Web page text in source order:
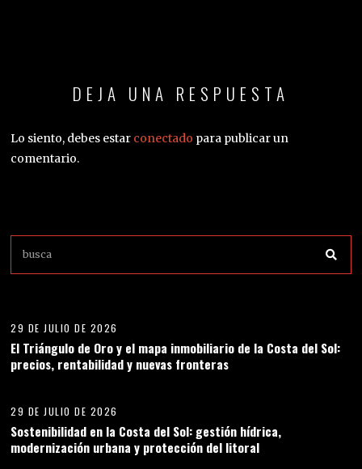
DEJA UNA RESPUESTA
Lo siento, debes estar conectado para publicar un
comentario.
29 DE JULIO DE 2026
El Triángulo de Oro y el mapa inmobiliario de la Costa del Sol:
precios, rentabilidad y nuevas fronteras
29 DE JULIO DE 2026
Sostenibilidad en la Costa del Sol: gestión hídrica,
modernización urbana y protección del litoral